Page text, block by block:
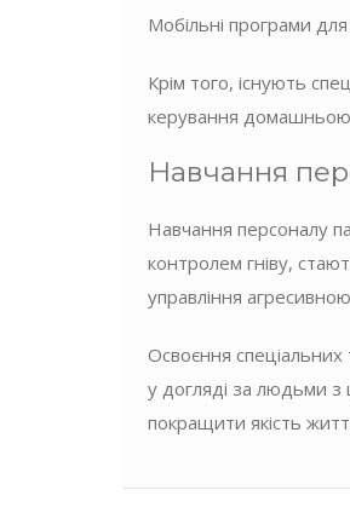
Мобільні програми
Крім того, існують
керування домашньою
Навчання
Навчання персоналу
контролем гніву,
управління
Освоєння спеціальних
у догляді за людьми з
покращити якість